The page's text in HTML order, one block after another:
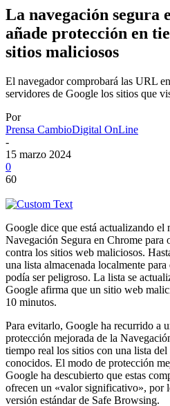
La navegación segura
añade protección en
sitios maliciosos
El navegador comprobará las URL
servidores de Google los sitios que
Por
Prensa CambioDigital OnLine
-
15 marzo 2024
0
60
Google dice que está actualizando el
Navegación Segura en Chrome para
contra los sitios web maliciosos.
una lista almacenada localmente
podía ser peligroso. La lista se
Google afirma que un sitio web
10 minutos.
Para evitarlo, Google ha recurrido a
protección mejorada de la
tiempo real los sitios con una lista
conocidos. El modo de protección
Google ha descubierto que estas
ofrecen un «valor significativo», por
versión estándar de Safe Browsing.